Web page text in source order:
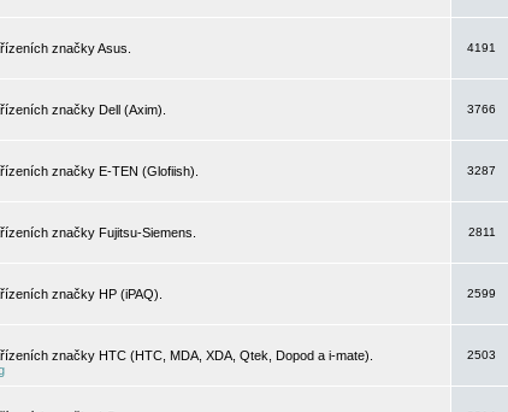
značky Asus.
4191
značky Dell (Axim).
3766
značky E-TEN (Glofiish).
3287
značky Fujitsu-Siemens.
2811
značky HP (iPAQ).
2599
značky HTC (HTC, MDA, XDA, Qtek, Dopod a i-mate).
2503